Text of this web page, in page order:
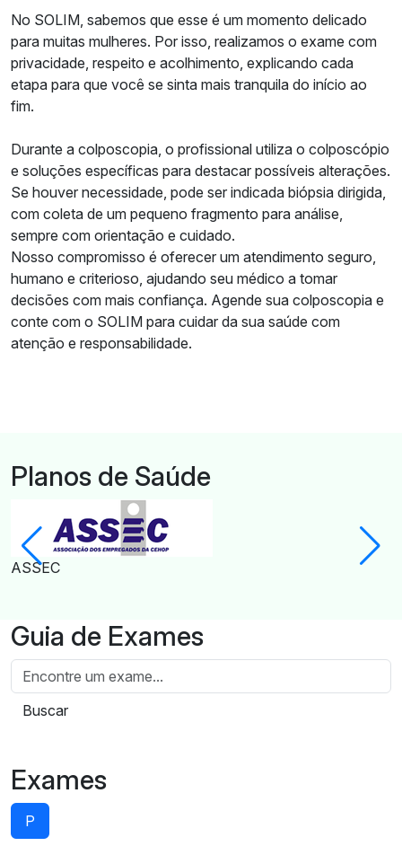
No SOLIM, sabemos que esse é um momento delicado
para muitas mulheres. Por isso, realizamos o exame com
privacidade, respeito e acolhimento, explicando cada
etapa para que você se sinta mais tranquila do início ao
fim.
Durante a colposcopia, o profissional utiliza o colposcópio
e soluções específicas para destacar possíveis alterações.
Se houver necessidade, pode ser indicada biópsia dirigida,
com coleta de um pequeno fragmento para análise,
sempre com orientação e cuidado.
Nosso compromisso é oferecer um atendimento seguro,
humano e criterioso, ajudando seu médico a tomar
decisões com mais confiança. Agende sua colposcopia e
conte com o SOLIM para cuidar da sua saúde com
atenção e responsabilidade.
Planos de Saúde
ASSEC
Guia de Exames
Buscar
Exames
P